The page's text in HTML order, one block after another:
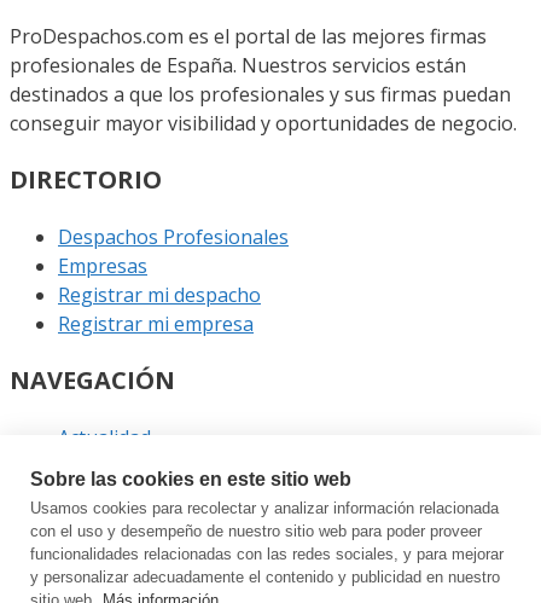
ProDespachos.com es el portal de las mejores firmas
profesionales de España. Nuestros servicios están
destinados a que los profesionales y sus firmas puedan
conseguir mayor visibilidad y oportunidades de negocio.
DIRECTORIO
Despachos Profesionales
Empresas
Registrar mi despacho
Registrar mi empresa
NAVEGACIÓN
Actualidad
Podcast
Entrevistas
Eventos
ENLACES
Sobre las cookies en este sitio web
Usamos cookies para recolectar y analizar información relacionada
con el uso y desempeño de nuestro sitio web para poder proveer
funcionalidades relacionadas con las redes sociales, y para mejorar
y personalizar adecuadamente el contenido y publicidad en nuestro